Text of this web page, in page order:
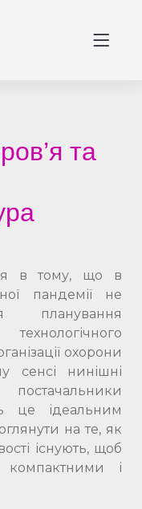
та
в тому, що в
пандемії не
охорони
сенсі нинішні
це ідеальним
на те, як
існують, щоб
і